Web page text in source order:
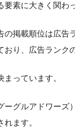
要素に大きく関わ
の掲載順位は広告
おり、広告ランク
っています。
ーグルアドワーズ
ます。